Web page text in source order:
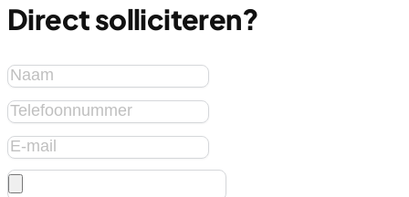
Direct solliciteren?